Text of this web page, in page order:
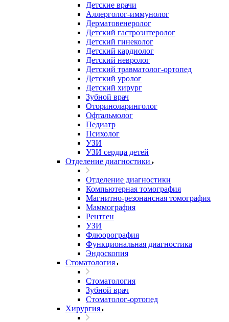
Детские врачи
Аллерголог-иммунолог
Дерматовенеролог
Детский гастроэнтеролог
Детский гинеколог
Детский кардиолог
Детский невролог
Детский травматолог-ортопед
Детский уролог
Детский хирург
Зубной врач
Оториноларинголог
Офтальмолог
Педиатр
Психолог
УЗИ
УЗИ сердца детей
Отделение диагностики
Отделение диагностики
Компьютерная томография
Магнитно-резонансная томография
Маммография
Рентген
УЗИ
Флюорография
Функциональная диагностика
Эндоскопия
Стоматология
Стоматология
Зубной врач
Стоматолог-ортопед
Хирургия